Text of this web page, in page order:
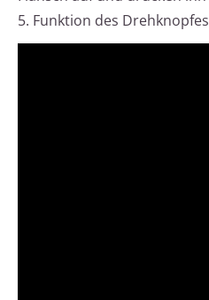
5. Funktion des